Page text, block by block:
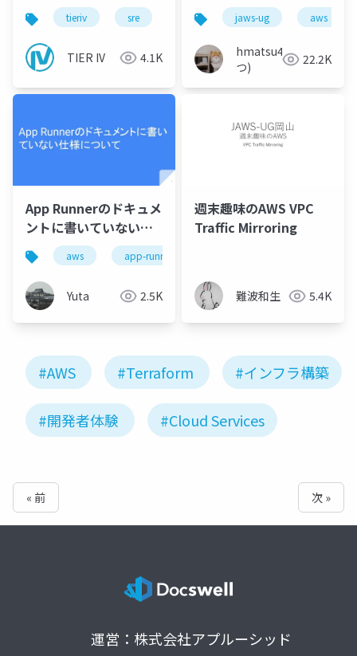
tieriv sre web コスト管理
TIER IV 4.1K
jaws-ug aws
hmatsu47(ま
つ)
22.2K
App Runnerのドキュメ
ントに書いていない仕
様について
aws app-runner
Yuta 2.5K
週末趣味のAWS VPC
Traffic Mirroring
難波和生 5.4K
#AWS #Terraform #インフラ構築
#開発者体験 #Cloud Services
« 前 次 »
運営：株式会社アプルーシッド